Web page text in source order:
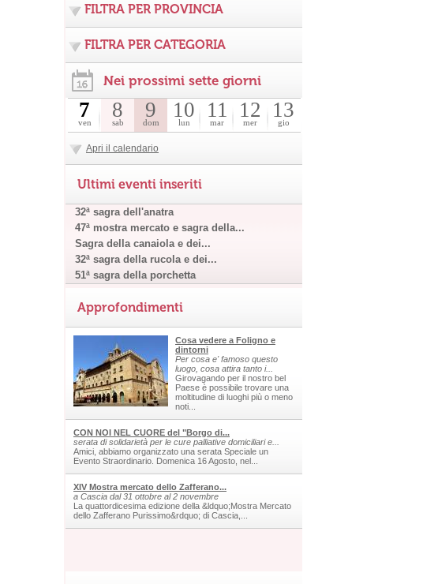
FILTRA PER PROVINCIA
FILTRA PER CATEGORIA
Nei prossimi sette giorni
7
ven
8
sab
9
dom
10
lun
11
mar
12
mer
13
gio
Apri il calendario
Ultimi eventi inseriti
32ª sagra dell'anatra
47ª mostra mercato e sagra della...
Sagra della canaiola e dei...
32ª sagra della rucola e dei...
51ª sagra della porchetta
Approfondimenti
Cosa vedere a Foligno e
dintorni
Per cosa e' famoso questo
luogo, cosa attira tanto i...
Girovagando per il nostro bel
Paese è possibile trovare una
moltitudine di luoghi più o meno
noti...
CON NOI NEL CUORE del "Borgo di...
serata di solidarietà per le cure palliative domiciliari e...
Amici, abbiamo organizzato una serata Speciale un
Evento Straordinario. Domenica 16 Agosto, nel...
XIV Mostra mercato dello Zafferano...
a Cascia dal 31 ottobre al 2 novembre
La quattordicesima edizione della &ldquo;Mostra Mercato
dello Zafferano Purissimo&rdquo; di Cascia,...